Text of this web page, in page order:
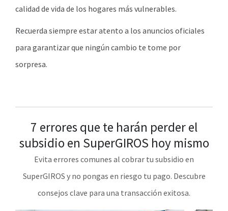
calidad de vida de los hogares más vulnerables.
Recuerda siempre estar atento a los anuncios oficiales
para garantizar que ningún cambio te tome por
sorpresa.
7 errores que te harán perder el
subsidio en SuperGIROS hoy mismo
Evita errores comunes al cobrar tu subsidio en
SuperGIROS y no pongas en riesgo tu pago. Descubre
consejos clave para una transacción exitosa.